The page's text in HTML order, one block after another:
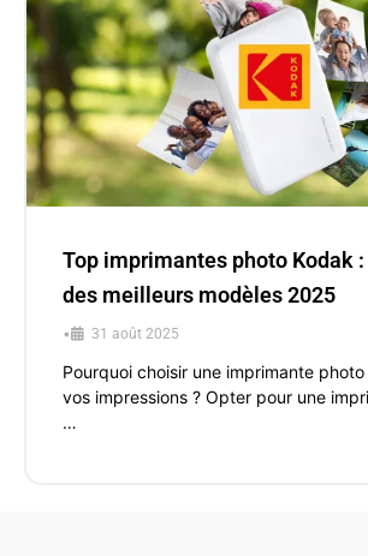
Top imprimantes photo Kodak
des meilleurs modèles 2025
• 31 août 2025
Pourquoi choisir une imprimante
vos impressions ? Opter pour une
…